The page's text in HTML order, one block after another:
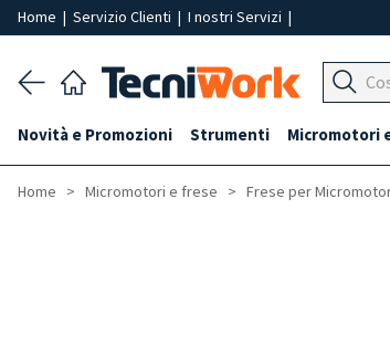
Home | Servizio Clienti | I nostri Servizi |
Novità e Promozioni Strumenti Micromotori
Home Micromotori e frese Frese per